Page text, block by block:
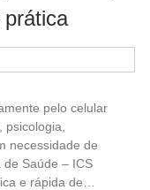
pelo celular
necessidade de
Saúde – ICS
e rápida de…